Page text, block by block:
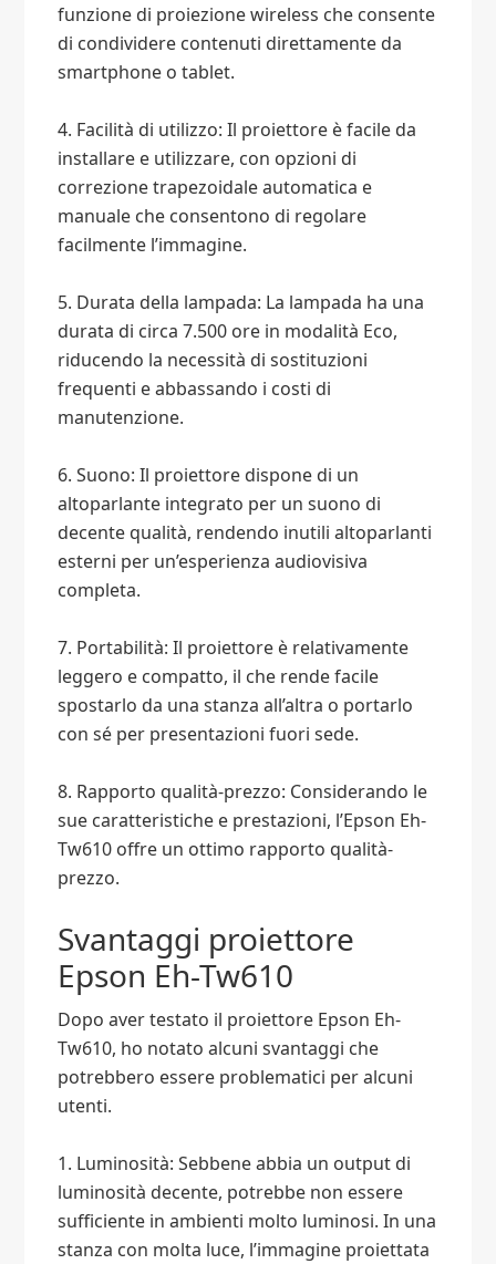
funzione di proiezione wireless che consente
di condividere contenuti direttamente da
smartphone o tablet.
4. Facilità di utilizzo: Il proiettore è facile da
installare e utilizzare, con opzioni di
correzione trapezoidale automatica e
manuale che consentono di regolare
facilmente l’immagine.
5. Durata della lampada: La lampada ha una
durata di circa 7.500 ore in modalità Eco,
riducendo la necessità di sostituzioni
frequenti e abbassando i costi di
manutenzione.
6. Suono: Il proiettore dispone di un
altoparlante integrato per un suono di
decente qualità, rendendo inutili altoparlanti
esterni per un’esperienza audiovisiva
completa.
7. Portabilità: Il proiettore è relativamente
leggero e compatto, il che rende facile
spostarlo da una stanza all’altra o portarlo
con sé per presentazioni fuori sede.
8. Rapporto qualità-prezzo: Considerando le
sue caratteristiche e prestazioni, l’Epson Eh-
Tw610 offre un ottimo rapporto qualità-
prezzo.
Svantaggi proiettore
Epson Eh-Tw610
Dopo aver testato il proiettore Epson Eh-
Tw610, ho notato alcuni svantaggi che
potrebbero essere problematici per alcuni
utenti.
1. Luminosità: Sebbene abbia un output di
luminosità decente, potrebbe non essere
sufficiente in ambienti molto luminosi. In una
stanza con molta luce, l’immagine proiettata